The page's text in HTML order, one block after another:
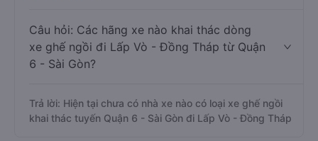
Câu hỏi: Các hãng xe nào khai thác dòng
xe ghế ngồi đi Lấp Vò - Đồng Tháp từ Quận
6 - Sài Gòn?
Trả lời: Hiện tại chưa có nhà xe nào có loại xe ghế ngồi
khai thác tuyến Quận 6 - Sài Gòn đi Lấp Vò - Đồng Tháp